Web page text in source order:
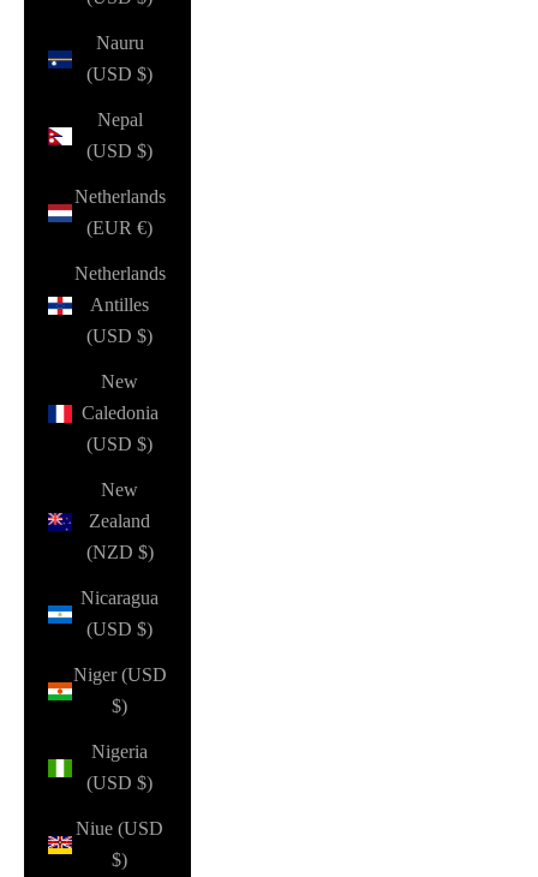
Nauru
(USD $)
Nepal
(USD $)
Netherlands
(EUR €)
Netherlands
Antilles
(USD $)
New
Caledonia
(USD $)
New
Zealand
(NZD $)
Nicaragua
(USD $)
Niger (USD
$)
Nigeria
(USD $)
Niue (USD
$)